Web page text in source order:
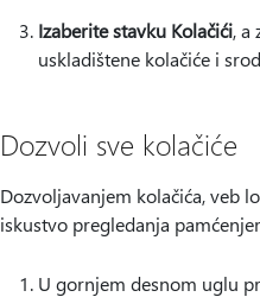
Izaberite stavku Kolačići, a
uskladištene kolačiće i
Dozvoli sve kolačiće
Dozvoljavanjem kolačića, veb
iskustvo pregledanja
U gornjem desnom uglu